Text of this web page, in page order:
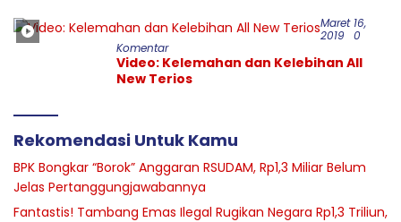
Maret 16,
2019
0
Komentar
Video: Kelemahan dan Kelebihan All
New Terios
Rekomendasi Untuk Kamu
BPK Bongkar “Borok” Anggaran RSUDAM, Rp1,3 Miliar Belum
Jelas Pertanggungjawabannya
Fantastis! Tambang Emas Ilegal Rugikan Negara Rp1,3 Triliun,